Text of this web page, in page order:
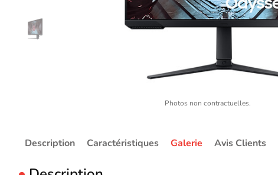
Photos non contractuelles.
Description Caractéristiques Galerie Avis Clients